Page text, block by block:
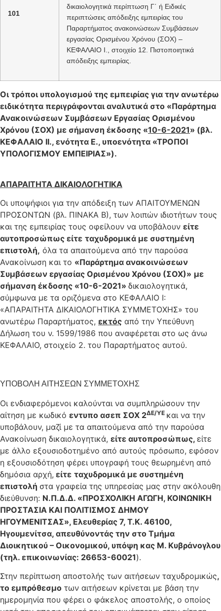
101
δικαιολογητικά περίπτωση Γ΄ ή Ειδικές
περιπτώσεις απόδειξης εμπειρίας του
Παραρτήματος ανακοινώσεων Συμβάσεων
εργασίας Ορισμένου Χρόνου (ΣΟΧ) –
ΚΕΦΑΛΑΙΟ I., στοιχείο 12. Πιστοποιητικά
απόδειξης εμπειρίας.
Οι τρόποι υπολογισμού της εμπειρίας για την ανωτέρω
ειδικότητα περιγράφονται αναλυτικά στο «Παράρτημα
Ανακοινώσεων Συμβάσεων Εργασίας Ορισμένου
Χρόνου (ΣΟΧ) με σήμανση έκδοσης «10-6-2021» (βλ.
ΚΕΦΑΛΑΙΟ IΙ., ενότητα Ε., υποενότητα «ΤΡΟΠΟΙ
ΥΠΟΛΟΓΙΣΜΟΥ ΕΜΠΕΙΡΙΑΣ»).
ΑΠΑΡΑΙΤΗΤΑ ΔΙΚΑΙΟΛΟΓΗΤΙΚΑ
Οι υποψήφιοι για την απόδειξη των ΑΠΑΙΤΟΥΜΕΝΩΝ
ΠΡΟΣΟΝΤΩΝ (βλ. ΠΙΝΑΚΑ Β), των λοιπών ιδιοτήτων τους
και της εμπειρίας τους οφείλουν να υποβάλουν είτε
αυτοπροσώπως είτε ταχυδρομικά με συστημένη
επιστολή, όλα τα απαιτούμενα από την παρούσα
Ανακοίνωση και το «Παράρτημα ανακοινώσεων
Συμβάσεων εργασίας Ορισμένου Χρόνου (ΣΟΧ)» με
σήμανση έκδοσης «10-6-2021» δικαιολογητικά,
σύμφωνα με τα οριζόμενα στο ΚΕΦΑΛΑΙΟ I:
«ΑΠΑΡΑΙΤΗΤΑ ΔΙΚΑΙΟΛΟΓΗΤΙΚΑ ΣΥΜΜΕΤΟΧΗΣ» του
ανωτέρω Παραρτήματος, εκτός από την Υπεύθυνη
Δήλωση του ν. 1599/1986 που αναφέρεται στο ως άνω
ΚΕΦΑΛΑΙΟ, στοιχείο 2. του Παραρτήματος αυτού.
ΥΠΟΒΟΛΗ ΑΙΤΗΣΕΩΝ ΣΥΜΜΕΤΟΧΗΣ
Οι ενδιαφερόμενοι καλούνται να συμπληρώσουν την
αίτηση με κωδικό εντυπο ασεπ ΣΟΧ 2ΔΕ/ΥΕ και να την
υποβάλουν, μαζί με τα απαιτούμενα από την παρούσα
Ανακοίνωση δικαιολογητικά, είτε αυτοπροσώπως, είτε
με άλλο εξουσιοδοτημένο από αυτούς πρόσωπο, εφόσον
η εξουσιοδότηση φέρει υπογραφή τους θεωρημένη από
δημόσια αρχή, είτε ταχυδρομικά με συστημένη
επιστολή στα γραφεία της υπηρεσίας μας στην ακόλουθη
διεύθυνση: Ν.Π.Δ.Δ. «ΠΡΟΣΧΟΛΙΚΗ ΑΓΩΓΗ, ΚΟΙΝΩΝΙΚΗ
ΠΡΟΣΤΑΣΙΑ ΚΑΙ ΠΟΛΙΤΙΣΜΟΣ ΔΗΜΟΥ
ΗΓΟΥΜΕΝΙΤΣΑΣ», Ελευθερίας 7, Τ.Κ. 46100,
Ηγουμενίτσα, απευθύνοντάς την στο Τμήμα
Διοικητικού – Οικονομικού, υπόψη κας Μ. Κυβράνογλου
(τηλ. επικοινωνίας: 26653-60021).
Στην περίπτωση αποστολής των αιτήσεων ταχυδρομικώς,
το εμπρόθεσμο των αιτήσεων κρίνεται με βάση την
ημερομηνία που φέρει ο φάκελος αποστολής, ο οποίος